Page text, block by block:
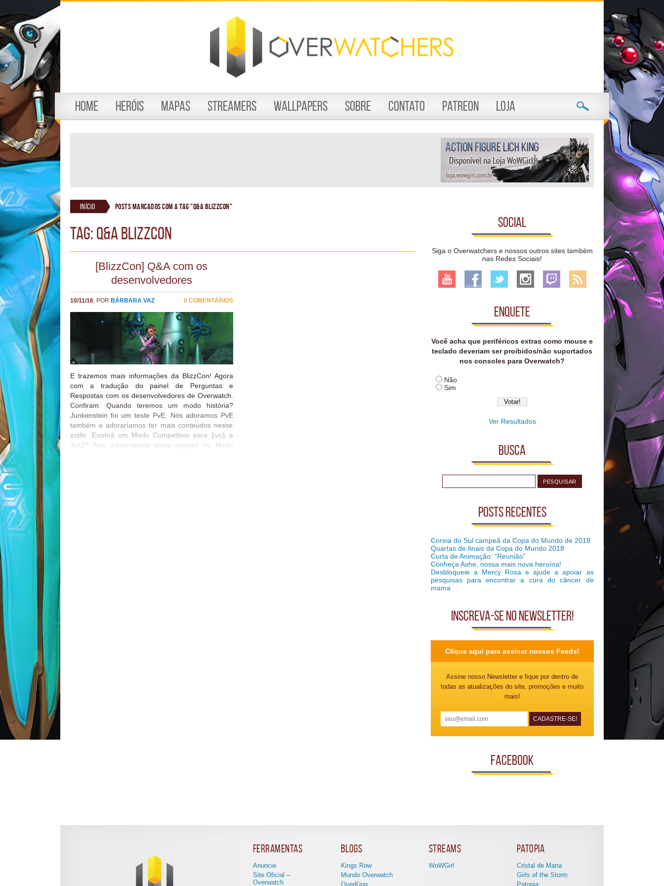
Home Heróis Mapas Streamers Wallpapers Sobre Contato Patreon Loja
Início Posts marcados com a tag "Q&A BlizzCon"
TAG: Q&A BlizzCon
[BlizzCon] Q&A com os
desenvolvedores
10/11/16, POR BÁRBARA VAZ 0 COMENTÁRIOS
E trazemos mais informações da BlizzCon! Agora
com a tradução do painel de Perguntas e
Respostas com os desenvolvedores de Overwatch.
Confiram: Quando teremos um modo história?
Junkenstein foi um teste PvE. Nós adoramos PvE
também e adoraríamos ter mais conteúdos nesse
estilo. Existirá um Modo Competitivo para 1vs1 e
3vs3? Nós adicionamos estas opções no Modo
Social
Siga o Overwatchers e nossos outros sites também
nas Redes Sociais!
Enquete
Você acha que periféricos extras como mouse e
teclado deveriam ser proibidos/não suportados
nos consoles para Overwatch?
Não
Sim
Ver Resultados
Busca
Posts recentes
Coreia do Sul campeã da Copa do Mundo de 2018
Quartas de finais da Copa do Mundo 2018
Curta de Animação: “Reunião”
Conheça Ashe, nossa mais nova heroína!
Desbloqueie a Mercy Rosa e ajude a apoiar as
pesquisas para encontrar a cura do câncer de
mama
Inscreva-se no Newsletter!
Clique aqui para assinar nossos Feeds!
Assine nosso Newsletter e fique por dentro de
todas as atualizações do site, promoções e muito
mais!
Facebook
Ferramentas
Anuncie
Site Oficial –
Overwatch
Blogs
Kings Row
Mundo Overwatch
OverKing
Streams
WoWGirl
Patopia
Cristal de Mana
Girls of the Storm
Patopia